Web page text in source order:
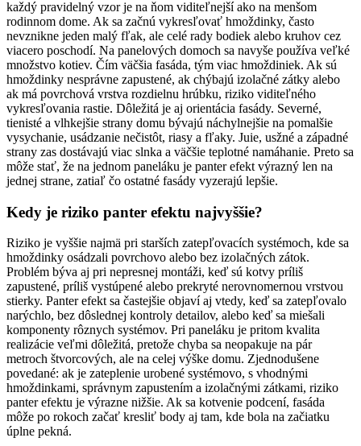
každý pravidelný vzor je na ňom viditeľnejší ako na menšom
rodinnom dome. Ak sa začnú vykresľovať hmoždinky, často
nevznikne jeden malý fľak, ale celé rady bodiek alebo kruhov cez
viacero poschodí. Na panelových domoch sa navyše používa veľké
množstvo kotiev. Čím väčšia fasáda, tým viac hmoždiniek. Ak sú
hmoždinky nesprávne zapustené, ak chýbajú izolačné zátky alebo
ak má povrchová vrstva rozdielnu hrúbku, riziko viditeľného
vykresľovania rastie. Dôležitá je aj orientácia fasády. Severné,
tienisté a vlhkejšie strany domu bývajú náchylnejšie na pomalšie
vysychanie, usádzanie nečistôt, riasy a fľaky. Juie, usžné a západné
strany zas dostávajú viac slnka a väčšie teplotné namáhanie. Preto sa
môže stať, že na jednom paneláku je panter efekt výrazný len na
jednej strane, zatiaľ čo ostatné fasády vyzerajú lepšie.
Kedy je riziko panter efektu najvyššie?
Riziko je vyššie najmä pri starších zatepľovacích systémoch, kde sa
hmoždinky osádzali povrchovo alebo bez izolačných zátok.
Problém býva aj pri nepresnej montáži, keď sú kotvy príliš
zapustené, príliš vystúpené alebo prekryté nerovnomernou vrstvou
stierky. Panter efekt sa častejšie objaví aj vtedy, keď sa zatepľovalo
narýchlo, bez dôslednej kontroly detailov, alebo keď sa miešali
komponenty rôznych systémov. Pri paneláku je pritom kvalita
realizácie veľmi dôležitá, pretože chyba sa neopakuje na pár
metroch štvorcových, ale na celej výške domu. Zjednodušene
povedané: ak je zateplenie urobené systémovo, s vhodnými
hmoždinkami, správnym zapustením a izolačnými zátkami, riziko
panter efektu je výrazne nižšie. Ak sa kotvenie podcení, fasáda
môže po rokoch začať kresliť body aj tam, kde bola na začiatku
úplne pekná.